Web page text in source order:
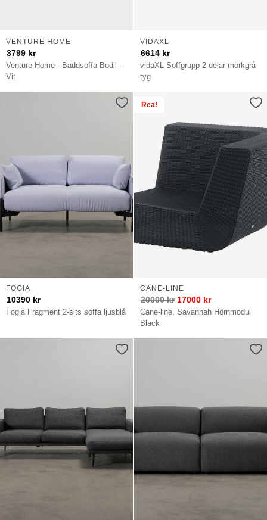
Venture Home - Bäddsoffa Bodil -
Vit
VENTURE HOME
3799 kr
vidaXL Soffgrupp 2 delar mörkgrå
tyg
VIDAXL
6614 kr
Fogia Fragment 2-sits soffa ljusblå
FOGIA
10390 kr
Rea!
Cane-line, Savannah Hörnmodul
Black
CANE-LINE
20000kr 17000 kr